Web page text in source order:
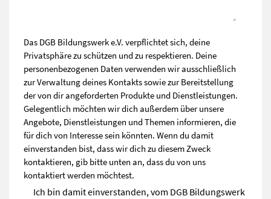
Das DGB Bildungswerk e.V. verpflichtet sich, deine
Privatsphäre zu schützen und zu respektieren. Deine
personenbezogenen Daten verwenden wir ausschließlich
zur Verwaltung deines Kontakts sowie zur Bereitstellung
der von dir angeforderten Produkte und Dienstleistungen.
Gelegentlich möchten wir dich außerdem über unsere
Angebote, Dienstleistungen und Themen informieren, die
für dich von Interesse sein könnten. Wenn du damit
einverstanden bist, dass wir dich zu diesem Zweck
kontaktieren, gib bitte unten an, dass du von uns
kontaktiert werden möchtest.
Ich bin damit einverstanden, vom DGB Bildungswerk